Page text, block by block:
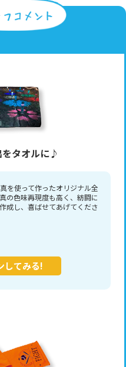
をタオルに♪
を使って作ったオリジナル全
の色味再現度も高く、紡闘に
成し、喜ばせてあげてくださ
してみる!